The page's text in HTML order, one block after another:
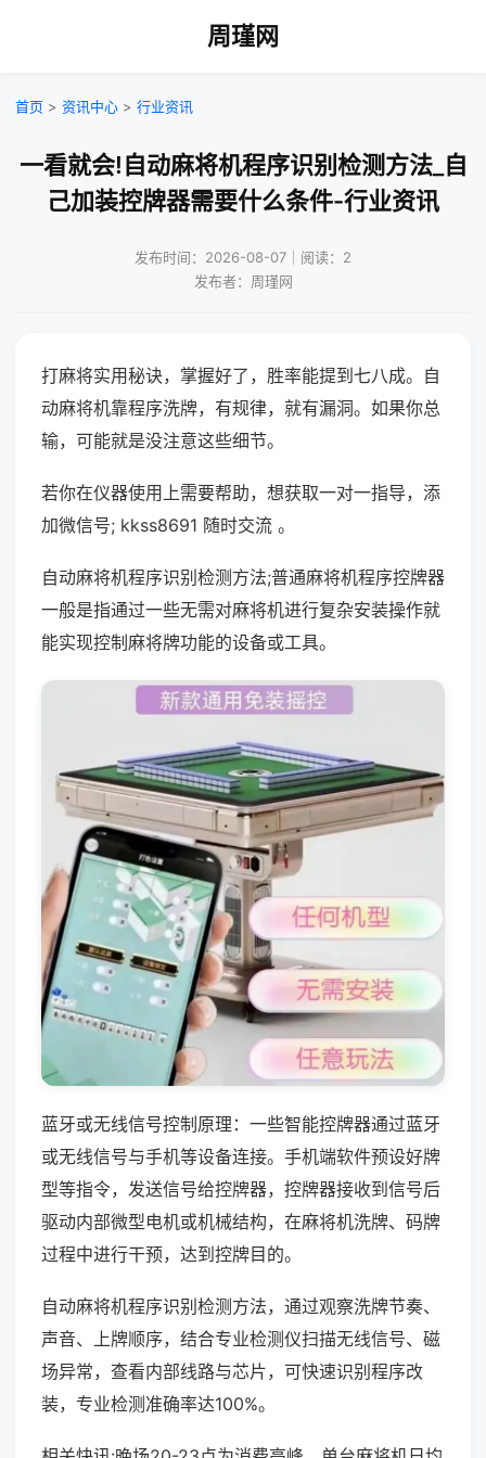
周瑾网
首页 > 资讯中心 > 行业资讯
一看就会!自动麻将机程序识别检测方法_自
己加装控牌器需要什么条件-行业资讯
发布时间：2026-08-07｜阅读：2
发布者：周瑾网
打麻将实用秘诀，掌握好了，胜率能提到七八成。自
动麻将机靠程序洗牌，有规律，就有漏洞。如果你总
输，可能就是没注意这些细节。
若你在仪器使用上需要帮助，想获取一对一指导，添
加微信号; kkss8691 随时交流 。
自动麻将机程序识别检测方法;普通麻将机程序控牌器
一般是指通过一些无需对麻将机进行复杂安装操作就
能实现控制麻将牌功能的设备或工具。
蓝牙或无线信号控制原理：一些智能控牌器通过蓝牙
或无线信号与手机等设备连接。手机端软件预设好牌
型等指令，发送信号给控牌器，控牌器接收到信号后
驱动内部微型电机或机械结构，在麻将机洗牌、码牌
过程中进行干预，达到控牌目的。
自动麻将机程序识别检测方法，通过观察洗牌节奏、
声音、上牌顺序，结合专业检测仪扫描无线信号、磁
场异常，查看内部线路与芯片，可快速识别程序改
装，专业检测准确率达100%。